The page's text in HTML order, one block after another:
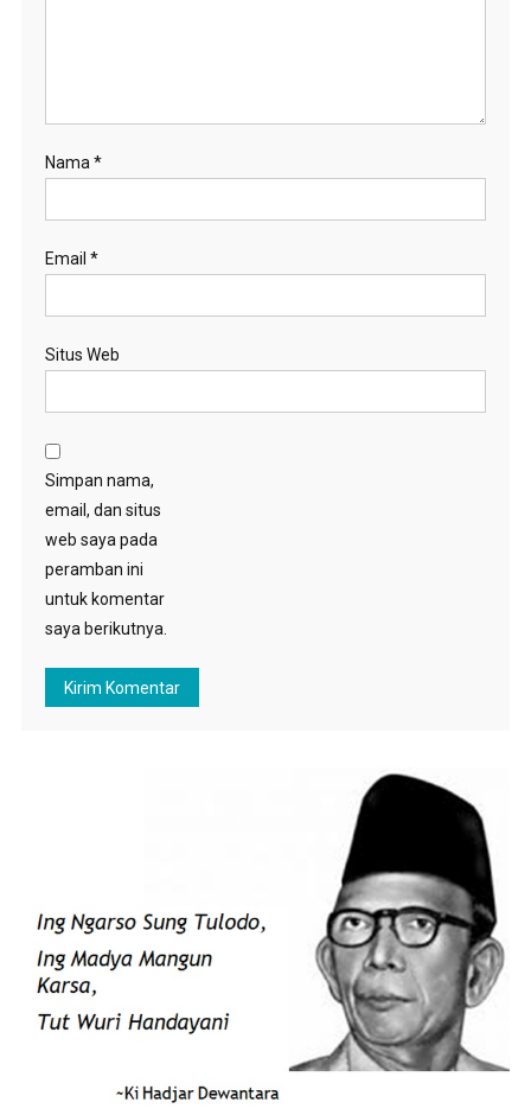
Nama *
Email *
Situs Web
Simpan nama,
email, dan situs
web saya pada
peramban ini
untuk komentar
saya berikutnya.